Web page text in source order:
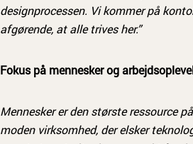
designprocessen. Vi kommer på
afgørende, at alle trives her.”
Fokus på mennesker og
Mennesker er den største ressource
moden virksomhed, der elsker